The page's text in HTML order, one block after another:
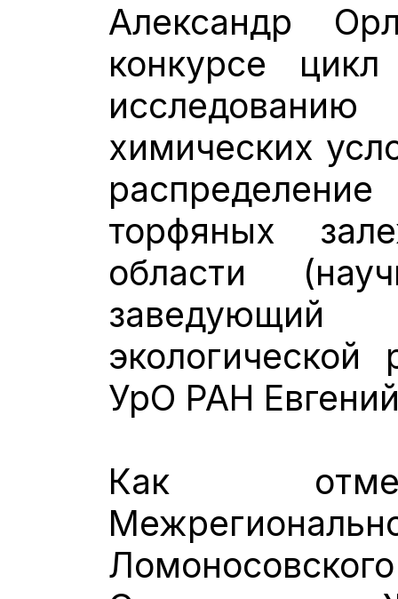
Александр
конкурсе
химических
торфяных
области
УрО РАН
Как